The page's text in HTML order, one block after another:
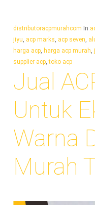
distributoracpmurahcom In
jiyu, acp marks, acp seven,
harga acp, harga acp murah,
supplier acp,toko acp
Jual
Untuk
Warna
Murah